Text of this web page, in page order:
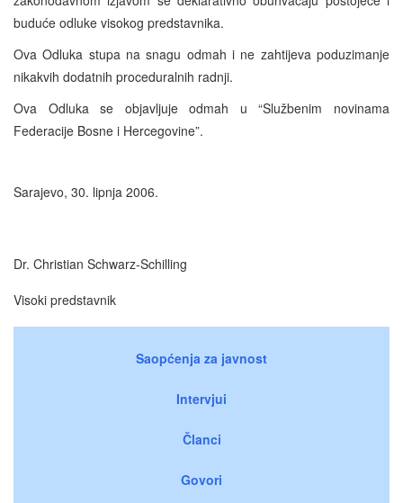
buduće odluke visokog predstavnika.
Ova Odluka stupa na snagu odmah i ne zahtijeva poduzimanje
nikakvih dodatnih proceduralnih radnji.
Ova Odluka se objavljuje odmah u “Službenim novinama
Federacije Bosne i Hercegovine”.
Sarajevo, 30. lipnja 2006.
Dr. Christian Schwarz-Schilling
Visoki predstavnik
Saopćenja za javnost
Intervjui
Članci
Govori